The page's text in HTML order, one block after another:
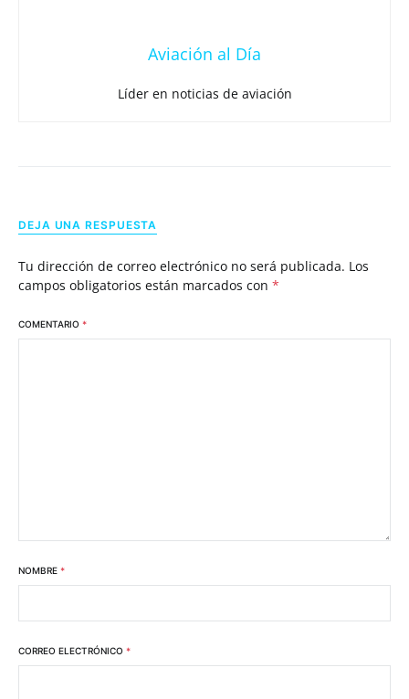
Aviación al Día
Líder en noticias de aviación
DEJA UNA RESPUESTA
Tu dirección de correo electrónico no será publicada. Los
campos obligatorios están marcados con *
COMENTARIO *
NOMBRE *
CORREO ELECTRÓNICO *